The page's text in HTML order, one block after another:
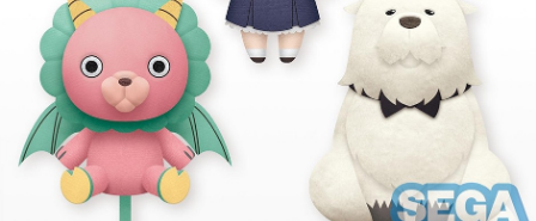
每筆NT$65，滿NT$1,300(含以上)免運費
宅配-木棉花樂園專用
每筆NT$100，滿NT$1,300(含以上)免運費
宅配-離島(澎湖/金門/馬祖)-木棉花樂園專用
每筆NT$220